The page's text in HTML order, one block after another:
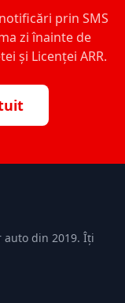
prin SMS
zi înainte de
și Licenței ARR.
din 2019. Îți